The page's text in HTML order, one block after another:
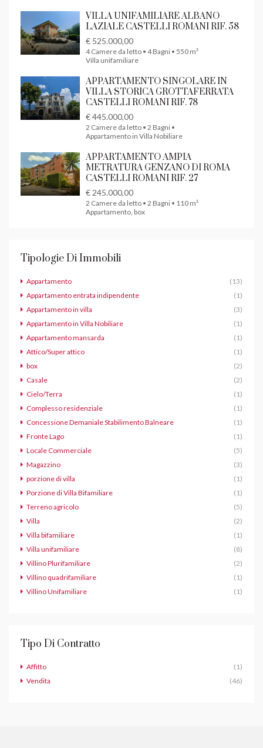
VILLA UNIFAMILIARE ALBANO
LAZIALE CASTELLI ROMANI RIF. 58
€ 525.000,00
4 Camere da letto • 4 Bagni • 550 m²
Villa unifamiliare
APPARTAMENTO SINGOLARE IN
VILLA STORICA GROTTAFERRATA
CASTELLI ROMANI RIF. 78
€ 445.000,00
2 Camere da letto • 2 Bagni •
Appartamento in Villa Nobiliare
APPARTAMENTO AMPIA
METRATURA GENZANO DI ROMA
CASTELLI ROMANI RIF. 27
€ 245.000,00
2 Camere da letto • 2 Bagni • 110 m²
Appartamento, box
Tipologie Di Immobili
Appartamento
(13)
Appartamento entrata indipendente
(1)
Appartamento in villa
(3)
Appartamento in Villa Nobiliare
(1)
Appartamento mansarda
(1)
Attico/Super attico
(1)
box
(2)
Casale
(2)
Cielo/Terra
(1)
Complesso residenziale
(1)
Concessione Demaniale Stabilimento Balneare
(1)
Fronte Lago
(1)
Locale Commerciale
(5)
Magazzino
(3)
porzione di villa
(1)
Porzione di Villa Bifamiliare
(1)
Terreno agricolo
(5)
Villa
(2)
Villa bifamiliare
(1)
Villa unifamiliare
(8)
Villino Plurifamiliare
(2)
Villino quadrifamiliare
(1)
Villino Unifamiliare
(1)
Tipo Di Contratto
Affitto
(1)
Vendita
(46)